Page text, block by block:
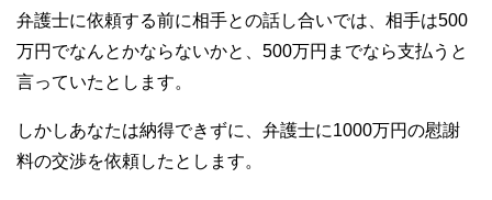
弁護士に依頼する前に相手との話し合いでは、相手は500
万円でなんとかならないかと、500万円までなら支払うと
言っていたとします。
しかしあなたは納得できずに、弁護士に1000万円の慰謝
料の交渉を依頼したとします。